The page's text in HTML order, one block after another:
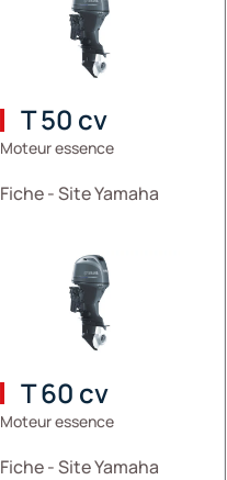
T 50 cv
Moteur essence
Fiche - Site Yamaha
T 60 cv
Moteur essence
Fiche - Site Yamaha